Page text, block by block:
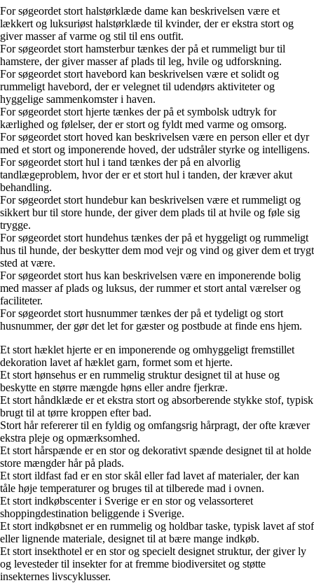
For søgeordet stort halstørklæde dame kan beskrivelsen være et
lækkert og luksuriøst halstørklæde til kvinder, der er ekstra stort og
giver masser af varme og stil til ens outfit.
For søgeordet stort hamsterbur tænkes der på et rummeligt bur til
hamstere, der giver masser af plads til leg, hvile og udforskning.
For søgeordet stort havebord kan beskrivelsen være et solidt og
rummeligt havebord, der er velegnet til udendørs aktiviteter og
hyggelige sammenkomster i haven.
For søgeordet stort hjerte tænkes der på et symbolsk udtryk for
kærlighed og følelser, der er stort og fyldt med varme og omsorg.
For søgeordet stort hoved kan beskrivelsen være en person eller et dyr
med et stort og imponerende hoved, der udstråler styrke og intelligens.
For søgeordet stort hul i tand tænkes der på en alvorlig
tandlægeproblem, hvor der er et stort hul i tanden, der kræver akut
behandling.
For søgeordet stort hundebur kan beskrivelsen være et rummeligt og
sikkert bur til store hunde, der giver dem plads til at hvile og føle sig
trygge.
For søgeordet stort hundehus tænkes der på et hyggeligt og rummeligt
hus til hunde, der beskytter dem mod vejr og vind og giver dem et trygt
sted at være.
For søgeordet stort hus kan beskrivelsen være en imponerende bolig
med masser af plads og luksus, der rummer et stort antal værelser og
faciliteter.
For søgeordet stort husnummer tænkes der på et tydeligt og stort
husnummer, der gør det let for gæster og postbude at finde ens hjem.
Et stort hæklet hjerte er en imponerende og omhyggeligt fremstillet
dekoration lavet af hæklet garn, formet som et hjerte.
Et stort hønsehus er en rummelig struktur designet til at huse og
beskytte en større mængde høns eller andre fjerkræ.
Et stort håndklæde er et ekstra stort og absorberende stykke stof, typisk
brugt til at tørre kroppen efter bad.
Stort hår refererer til en fyldig og omfangsrig hårpragt, der ofte kræver
ekstra pleje og opmærksomhed.
Et stort hårspænde er en stor og dekorativt spænde designet til at holde
store mængder hår på plads.
Et stort ildfast fad er en stor skål eller fad lavet af materialer, der kan
tåle høje temperaturer og bruges til at tilberede mad i ovnen.
Et stort indkøbscenter i Sverige er en stor og velassorteret
shoppingdestination beliggende i Sverige.
Et stort indkøbsnet er en rummelig og holdbar taske, typisk lavet af stof
eller lignende materiale, designet til at bære mange indkøb.
Et stort insekthotel er en stor og specielt designet struktur, der giver ly
og levesteder til insekter for at fremme biodiversitet og støtte
insekternes livscyklusser.